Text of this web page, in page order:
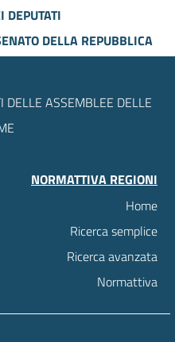
DEPUTATI
DELLA REPUBBLICA
DELLE ASSEMBLEE DELLE
NORMATTIVA REGIONI
Home
Ricerca semplice
Ricerca avanzata
Normattiva